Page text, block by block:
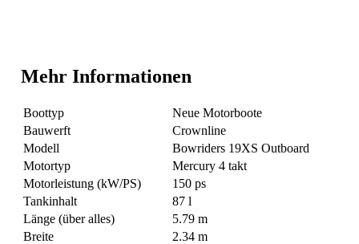
Mehr Informationen
Boottyp
Neue Motorboote
Bauwerft
Crownline
Modell
Bowriders 19XS Outboard
Motortyp
Mercury 4 takt
Motorleistung (kW/PS)
150 ps
Tankinhalt
87 l
Länge (über alles)
5.79 m
Breite
2.34 m